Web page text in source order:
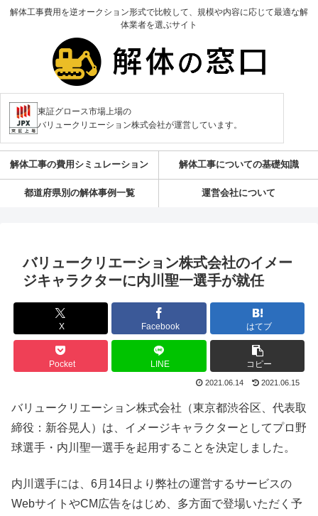
解体工事費用を逆オークション形式で比較して、規模や内容に応じて最適な解
体業者を選ぶサイト
東証グロース市場上場の
バリュークリエーション株式会社が運営しています。
解体工事の費用シミュレーション 解体工事についての基礎知識
都道府県別の解体事例一覧 運営会社について
バリュークリエーション株式会社のイメー
ジキャラクターに内川聖一選手が就任
X Facebook はてブ
Pocket LINE コピー
2021.06.14 2021.06.15
バリュークリエーション株式会社（東京都渋谷区、代表取
締役：新谷晃人）は、イメージキャラクターとしてプロ野
球選手・内川聖一選手を起用することを決定しました。
内川選手には、6月14日より弊社の運営するサービスの
WebサイトやCM広告をはじめ、多方面で登場いただく予